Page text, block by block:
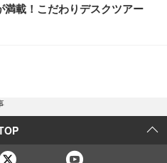
載！こだわりデスクツアー